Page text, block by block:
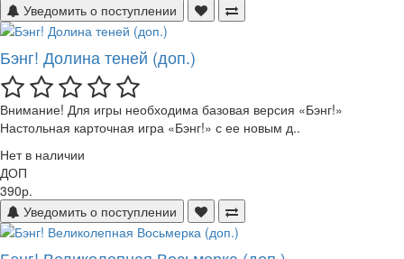
Уведомить о поступлении
Бэнг! Долина теней (доп.)
Внимание! Для игры необходима базовая версия «Бэнг!»
Настольная карточная игра «Бэнг!» с ее новым д..
Нет в наличии
ДОП
390р.
Уведомить о поступлении